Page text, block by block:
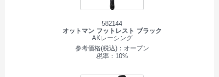
582144
オットマン フットレスト ブラック
AKレーシング
参考価格(税込)：オープン
税率：10%